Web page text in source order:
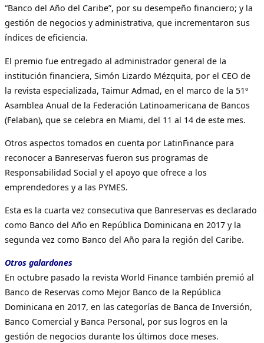
“Banco del Año del Caribe”, por su desempeño financiero; y la
gestión de negocios y administrativa, que incrementaron sus
índices de eficiencia.
El premio fue entregado al administrador general de la
institución financiera, Simón Lizardo Mézquita, por el CEO de
la revista especializada, Taimur Admad, en el marco de la 51º
Asamblea Anual de la Federación Latinoamericana de Bancos
(Felaban), que se celebra en Miami, del 11 al 14 de este mes.
Otros aspectos tomados en cuenta por LatinFinance para
reconocer a Banreservas fueron sus programas de
Responsabilidad Social y el apoyo que ofrece a los
emprendedores y a las PYMES.
Esta es la cuarta vez consecutiva que Banreservas es declarado
como Banco del Año en República Dominicana en 2017 y la
segunda vez como Banco del Año para la región del Caribe.
Otros galardones
En octubre pasado la revista World Finance también premió al
Banco de Reservas como Mejor Banco de la República
Dominicana en 2017, en las categorías de Banca de Inversión,
Banco Comercial y Banca Personal, por sus logros en la
gestión de negocios durante los últimos doce meses.